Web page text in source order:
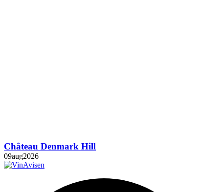
Château Denmark Hill
09aug2026